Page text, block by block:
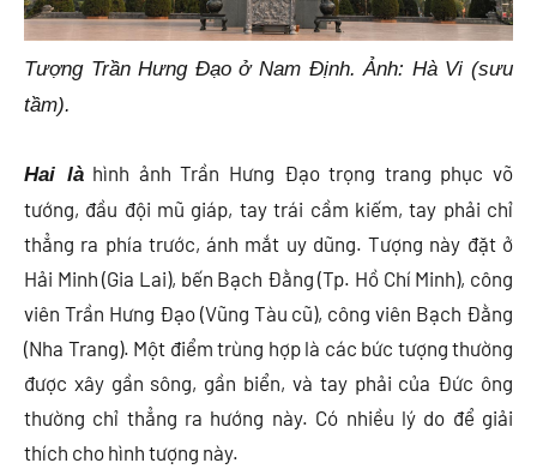
Tượng Trần Hưng Đạo ở Nam Định. Ảnh: Hà Vi (sưu
tầm).
Hai làhình ảnh Trần Hưng Đạo trọng trang phục võ
tướng, đầu đội mũ giáp, tay trái cầm kiếm, tay phải chỉ
thẳng ra phía trước, ánh mắt uy dũng. Tượng này đặt ở
Hải Minh (Gia Lai), bến Bạch Đằng (Tp. Hồ Chí Minh), công
viên Trần Hưng Đạo (Vũng Tàu cũ), công viên Bạch Đằng
(Nha Trang). Một điểm trùng hợp là các bức tượng thường
được xây gần sông, gần biển, và tay phải của Đức ông
thường chỉ thẳng ra hướng này. Có nhiều lý do để giải
thích cho hình tượng này.